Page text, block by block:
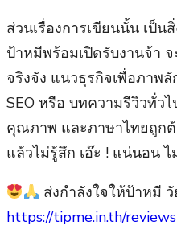
ส่วนเรื่องการเขียนนั้น เป็
ป้าหมีพร้อมเปิดรับงานจ้า
จริงจัง แนวธุรกิจเพื่อภาพ
SEO หรือ บทความรีวิวทั่ว
คุณภาพ และภาษาไทยถูกต้
แล้วไม่รู้สึก เอ๊ะ ! แน่นอน ไ
ส่งกำลังใจให้ป้าหมี
https://tipme.in.th/